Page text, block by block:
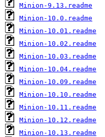
Minion-9.13.readme
Minion-10.0.readme
Minion-10.01.readme
Minion-10.02.readme
Minion-10.03.readme
Minion-10.04.readme
Minion-10.09.readme
Minion-10.10.readme
Minion-10.11.readme
Minion-10.12.readme
Minion-10.13.readme